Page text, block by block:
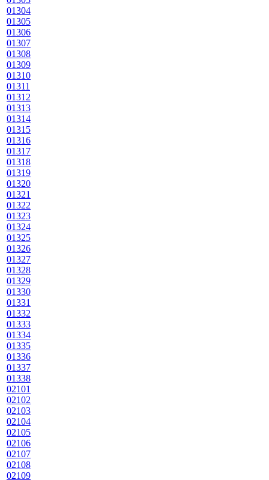
01304
01305
01306
01307
01308
01309
01310
01311
01312
01313
01314
01315
01316
01317
01318
01319
01320
01321
01322
01323
01324
01325
01326
01327
01328
01329
01330
01331
01332
01333
01334
01335
01336
01337
01338
02101
02102
02103
02104
02105
02106
02107
02108
02109